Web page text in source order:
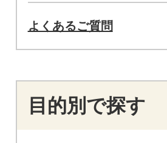
よくあるご質問
目的別で探す